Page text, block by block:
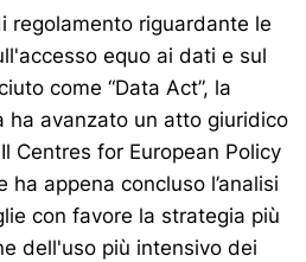
regolamento riguardante le
equo ai dati e sul
come “Data Act”, la
ha avanzato un atto giuridico
Centres for European Policy
ha appena concluso l’analisi
con favore la strategia più
dell'uso più intensivo dei